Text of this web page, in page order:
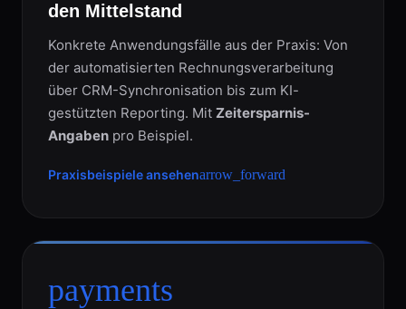
den Mittelstand
Konkrete Anwendungsfälle aus der Praxis: Von
der automatisierten Rechnungsverarbeitung
über CRM-Synchronisation bis zum KI-
gestützten Reporting. Mit Zeitersparnis-
Angaben pro Beispiel.
Praxisbeispiele ansehenarrow_forward
payments